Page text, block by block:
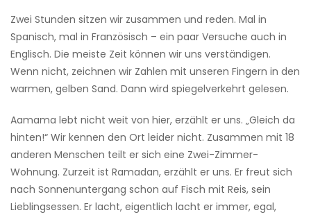
Zwei Stunden sitzen wir zusammen und reden. Mal in
Spanisch, mal in Französisch – ein paar Versuche auch in
Englisch. Die meiste Zeit können wir uns verständigen.
Wenn nicht, zeichnen wir Zahlen mit unseren Fingern in den
warmen, gelben Sand. Dann wird spiegelverkehrt gelesen.
Aamama lebt nicht weit von hier, erzählt er uns. „Gleich da
hinten!“ Wir kennen den Ort leider nicht. Zusammen mit 18
anderen Menschen teilt er sich eine Zwei-Zimmer-
Wohnung. Zurzeit ist Ramadan, erzählt er uns. Er freut sich
nach Sonnenuntergang schon auf Fisch mit Reis, sein
Lieblingsessen. Er lacht, eigentlich lacht er immer, egal,